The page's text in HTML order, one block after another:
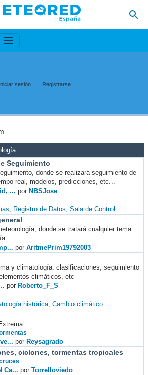
sesión Registrarse
Seguimiento
donde se realizará seguimiento de
real, modelos, predicciones, etc...
... por NBSJose
Registro de Datos Sala de Control
donde se tratará cualquier tema
por AritmePrim19792003
y climatología: clasificaciones, seguimiento
climáticos, etc
por Roberto_F_S
histórica Cambio climático
por Reysagrado
ciclones, tormentas tropicales
Ca... por Torrelloviedo